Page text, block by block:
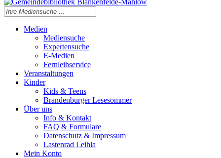
Medien
Mediensuche
Expertensuche
E-Medien
Fernleihservice
Veranstaltungen
Kinder
Kids & Teens
Brandenburger Lesesommer
Über uns
Info & Kontakt
FAQ & Formulare
Datenschutz & Impressum
Lastenrad Leihla
Mein Konto